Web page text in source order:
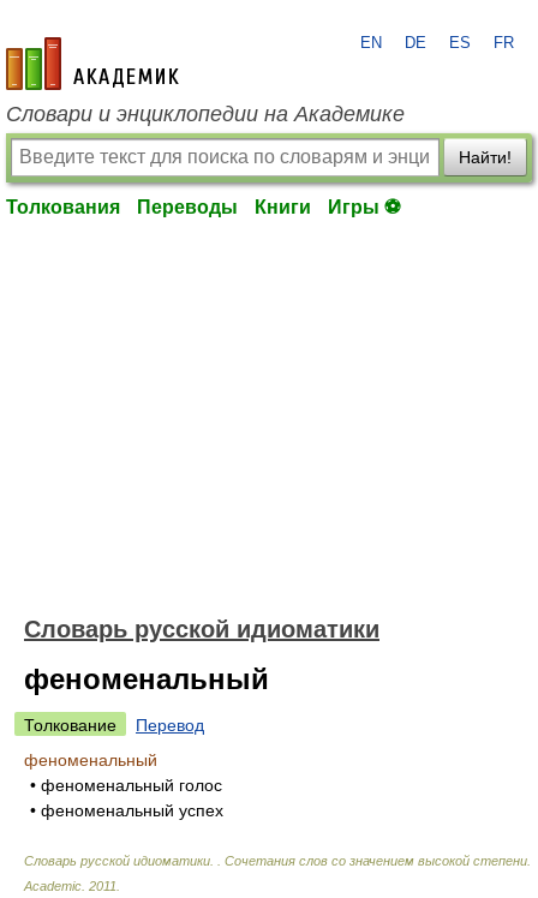
academic.ru
EN DE ES FR
Словари и энциклопедии на Академике
Найти!
Толкования Переводы Книги Игры ⚽
Словарь русской идиоматики
феноменальный
Толкование
Перевод
феноменальный
• феноменальный голос
• феноменальный успех
Словарь русской идиоматики. . Сочетания слов со значением высокой степени
Academic 2011